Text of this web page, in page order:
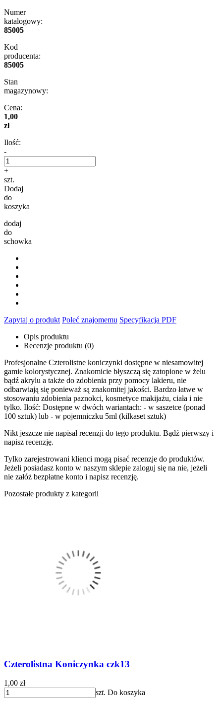
Numer
katalogowy:
85005
Kod
producenta:
85005
Stan
magazynowy:
Cena:
1,00
zł
Ilość:
-
+
szt.
Dodaj
do
koszyka
dodaj
do
schowka
Zapytaj o produkt Poleć znajomemu Specyfikacja PDF
Opis produktu
Recenzje produktu (0)
Profesjonalne Czterolistne koniczynki dostępne w niesamowitej
gamie kolorystycznej. Znakomicie błyszczą się zatopione w żelu
bądź akrylu a także do zdobienia przy pomocy lakieru, nie
odbarwiają się ponieważ są znakomitej jakości. Bardzo łatwe w
stosowaniu zdobienia paznokci, kosmetyce makijażu, ciała i nie
tylko. Ilość: Dostępne w dwóch wariantach: - w saszetce (ponad
100 sztuk) lub - w pojemniczku 5ml (kilkaset sztuk)
Nikt jeszcze nie napisał recenzji do tego produktu. Bądź pierwszy i
napisz recenzję.
Tylko zarejestrowani klienci mogą pisać recenzje do produktów.
Jeżeli posiadasz konto w naszym sklepie zaloguj się na nie, jeżeli
nie załóż bezpłatne konto i napisz recenzję.
Pozostałe produkty z kategorii
Czterolistna Koniczynka czk13
1,00 zł
szt. Do koszyka